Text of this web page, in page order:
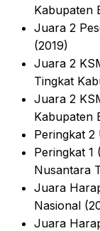
Kabupaten
Juara 2
(2019)
Juara 2
Tingkat
Juara 2
Kabupaten
Peringkat 2
Peringkat 1
Nusantara
Juara
Nasional
Juara